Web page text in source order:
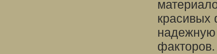
красивых
надежную
факторов.